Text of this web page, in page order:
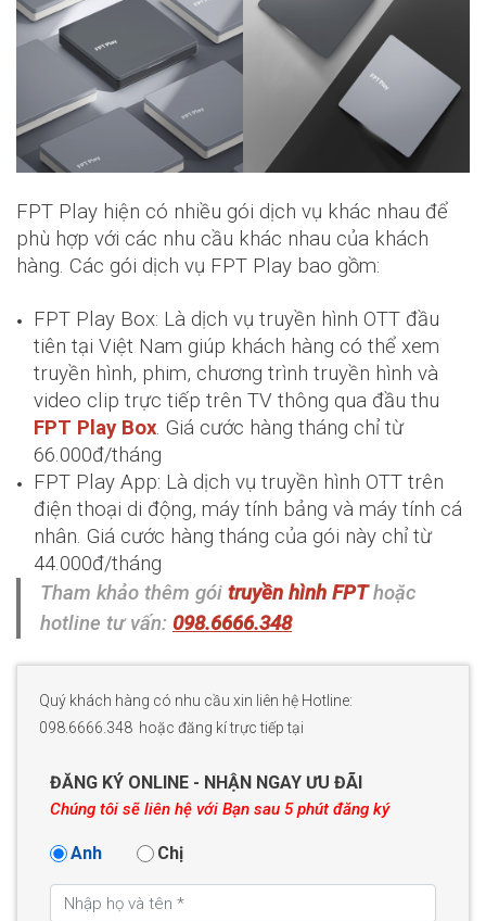
FPT Play hiện có nhiều gói dịch vụ khác nhau để
phù hợp với các nhu cầu khác nhau của khách
hàng. Các gói dịch vụ FPT Play bao gồm:
FPT Play Box: Là dịch vụ truyền hình OTT đầu
tiên tại Việt Nam giúp khách hàng có thể xem
truyền hình, phim, chương trình truyền hình và
video clip trực tiếp trên TV thông qua đầu thu
FPT Play Box. Giá cước hàng tháng chỉ từ
66.000đ/tháng
FPT Play App: Là dịch vụ truyền hình OTT trên
điện thoại di động, máy tính bảng và máy tính cá
nhân. Giá cước hàng tháng của gói này chỉ từ
44.000đ/tháng
Tham khảo thêm gói truyền hình FPT hoặc
hotline tư vấn: 098.6666.348
Quý khách hàng có nhu cầu xin liên hệ Hotline:
098.6666.348 hoặc đăng kí trực tiếp tại
ĐĂNG KÝ ONLINE - NHẬN NGAY ƯU ĐÃI
Chúng tôi sẽ liên hệ với Bạn sau 5 phút đăng ký
Anh Chị